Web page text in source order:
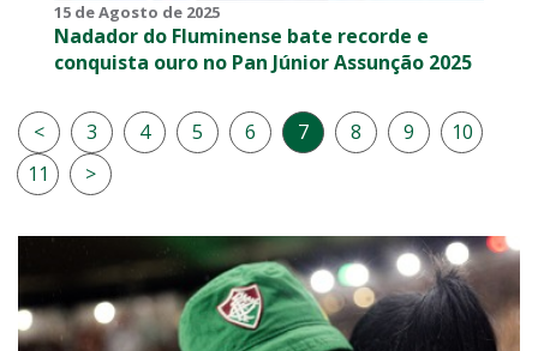
15 de Agosto de 2025
Nadador do Fluminense bate recorde e
conquista ouro no Pan Júnior Assunção 2025
< 3 4 5 6 7 8 9
10
11
>